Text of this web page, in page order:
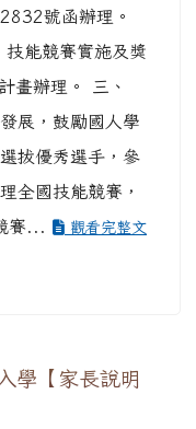
號函辦理。
能競賽實施及獎
畫辦理。 三、
展，鼓勵國人學
拔優秀選手，參
全國技能競賽，
賽...
觀看完整文
學【家長說明